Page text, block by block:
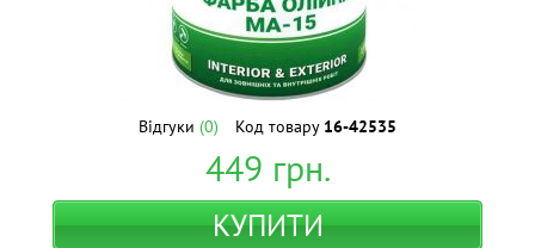
Відгуки (0) Код товару 16-42535
449 грн.
КУПИТИ